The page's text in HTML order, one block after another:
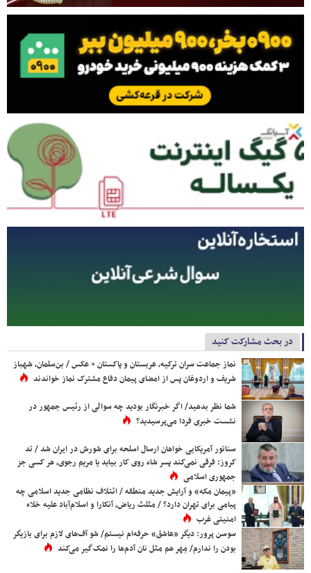
در بحث مشارکت کنید
نماز جماعت سران ترکیه، عربستان و پاکستان + عکس / بن‌سلمان، شهباز
شریف و اردوغان پس از امضای پیمان دفاع مشترک نماز خواندند
شما نظر بدهید/ اگر خبرنگار بودید چه سوالی از رئیس جمهور در
نشست خبری فردا می‌پرسیدید؟
سناتور آمریکایی خواهان ارسال اسلحه برای شورش در ایران شد / تد
کروز: فرقی نمی‌کند پسر شاه روی کار بیاید یا مریم رجوی، هر کسی جز
جمهوری اسلامی
«پیمان مکه» و آرایش جدید منطقه / ائتلاف نظامی جدید اسلامی چه
پیامی برای تهران دارد؟ / مثلث ریاض، آنکارا و اسلام‌آباد علیه خلاء
امنیتی غرب
سوسن پرور: دیگر «عاشق» حرفه‌ام نیستم/ شو آف‌های لازم برای بازیگر
بودن را ندارم/ مِهر هم مثل نان آدم‌ها را نمک‌گیر می‌کند